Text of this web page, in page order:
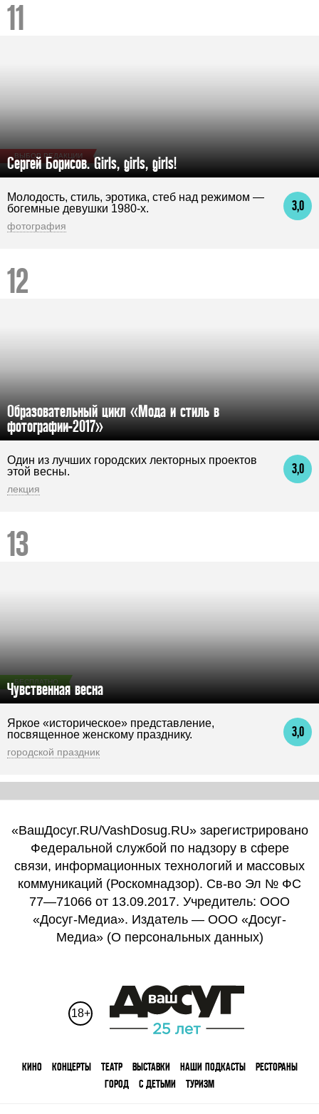
ВЫБОР РЕДАКЦИИ
Сергей Борисов. Girls, girls, girls!
3,0
Молодость, стиль, эротика, стеб над режимом —
богемные девушки 1980-х.
фотография
Образовательный цикл «Мода и стиль в
фотографии-2017»
3,0
Один из лучших городских лекторных проектов
этой весны.
лекция
БЕСПЛАТНО
Чувственная весна
3,0
Яркое «историческое» представление,
посвященное женскому празднику.
городской праздник
«ВашДосуг.RU/VashDosug.RU» зарегистрировано
Федеральной службой по надзору в сфере
связи, информационных технологий и массовых
коммуникаций (Роскомнадзор). Св-во Эл № ФС
77—71066 от 13.09.2017. Учредитель: ООО
«Досуг-Медиа». Издатель — ООО «Досуг-
Медиа» (О персональных данных)
18+
КИНО КОНЦЕРТЫ ТЕАТР ВЫСТАВКИ НАШИ ПОДКАСТЫ
РЕСТОРАНЫ
ГОРОД
С ДЕТЬМИ ТУРИЗМ